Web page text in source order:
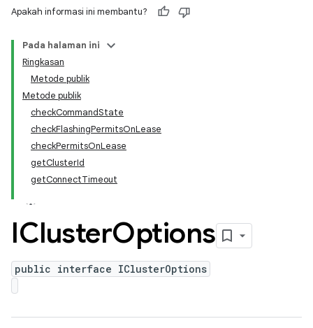
Apakah informasi ini membantu?
Pada halaman ini
Ringkasan
Metode publik
Metode publik
checkCommandState
checkFlashingPermitsOnLease
checkPermitsOnLease
getClusterId
getConnectTimeout
IClusterOptions
public interface IClusterOptions